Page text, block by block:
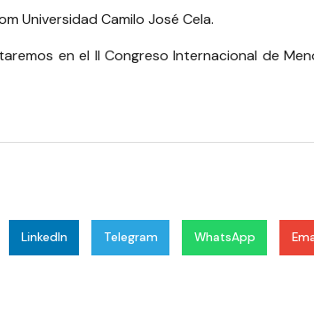
Universidad Camilo José Cela.
en el II Congreso Internacional de
LinkedIn Telegram WhatsApp